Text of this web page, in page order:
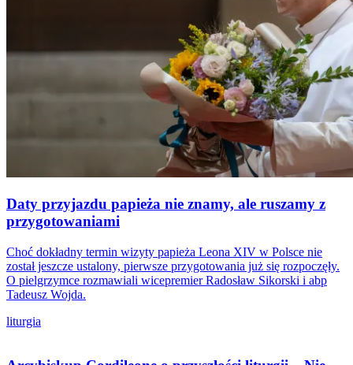
Daty przyjazdu papieża nie znamy, ale ruszamy z
przygotowaniami
Choć dokładny termin wizyty papieża Leona XIV w Polsce nie
został jeszcze ustalony, pierwsze przygotowania już się rozpoczęły.
O pielgrzymce rozmawiali wicepremier Radosław Sikorski i abp
Tadeusz Wojda.
liturgia